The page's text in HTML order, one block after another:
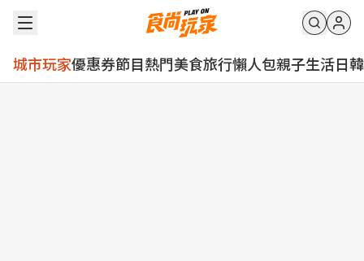
城市玩家優惠券節目熱門美食旅行懶人包親子生活日韓